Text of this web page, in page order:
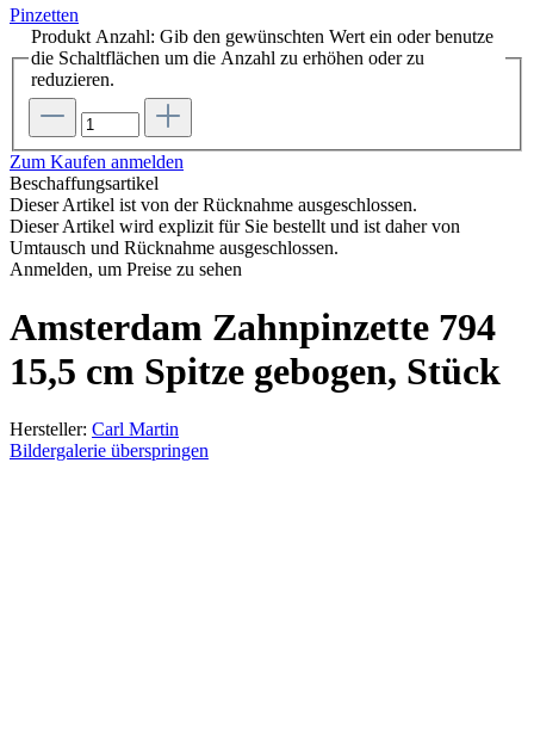
Pinzetten
Produkt Anzahl: Gib den gewünschten Wert ein oder benutze
die Schaltflächen um die Anzahl zu erhöhen oder zu
reduzieren.
Zum Kaufen anmelden
Beschaffungsartikel
Dieser Artikel ist von der Rücknahme ausgeschlossen.
Dieser Artikel wird explizit für Sie bestellt und ist daher von
Umtausch und Rücknahme ausgeschlossen.
Anmelden, um Preise zu sehen
Amsterdam Zahnpinzette 794
15,5 cm Spitze gebogen, Stück
Hersteller: Carl Martin
Bildergalerie überspringen